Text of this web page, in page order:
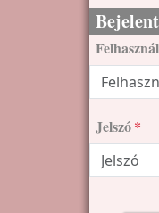
Jelszó